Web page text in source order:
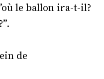
le ballon ira-t-il?
de